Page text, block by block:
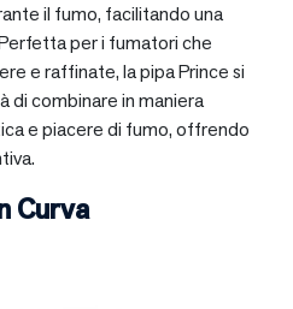
il fumo, facilitando una
per i fumatori che
e raffinate, la pipa Prince si
di combinare in maniera
e piacere di fumo, offrendo
Curva